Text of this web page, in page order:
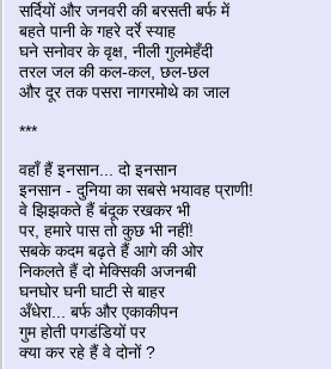
सर्दियों और जनवरी की बरसती बर्फ में
बहते पानी के गहरे दर्रे स्याह
घने सनोवर के वृक्ष, नीली गुलमेहँदी
तरल जल की कल-कल, छल-छल
और दूर तक पसरा नागरमोथे का जाल
***
वहाँ हैं इनसान... दो इनसान
इनसान - दुनिया का सबसे भयावह प्राणी!
वे झिझकते हैं बंदूक रखकर भी
पर, हमारे पास तो कुछ भी नहीं!
सबके कदम बढ़ते हैं आगे की ओर
निकलते हैं दो मेक्सिकी अजनबी
घनघोर घनी घाटी से बाहर
अँधेरा... बर्फ और एकाकीपन
गुम होती पगडंडियों पर
क्या कर रहे हैं वे दोनों ?